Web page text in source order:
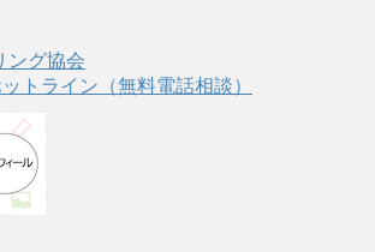
ング協会
トライン（無料電話相談）